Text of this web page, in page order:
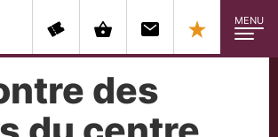
MENU
des